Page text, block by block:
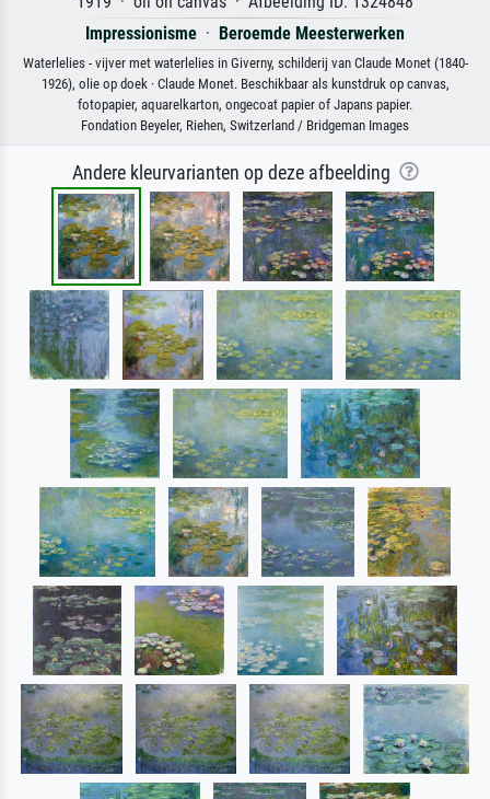
Impressionisme · Beroemde Meesterwerken
Waterlelies - vijver met waterlelies in Giverny, schilderij van Claude Monet (1840-
1926), olie op doek · Claude Monet. Beschikbaar als kunstdruk op canvas,
fotopapier, aquarelkarton, ongecoat papier of Japans papier.
Fondation Beyeler, Riehen, Switzerland / Bridgeman Images
Andere kleurvarianten op deze afbeelding